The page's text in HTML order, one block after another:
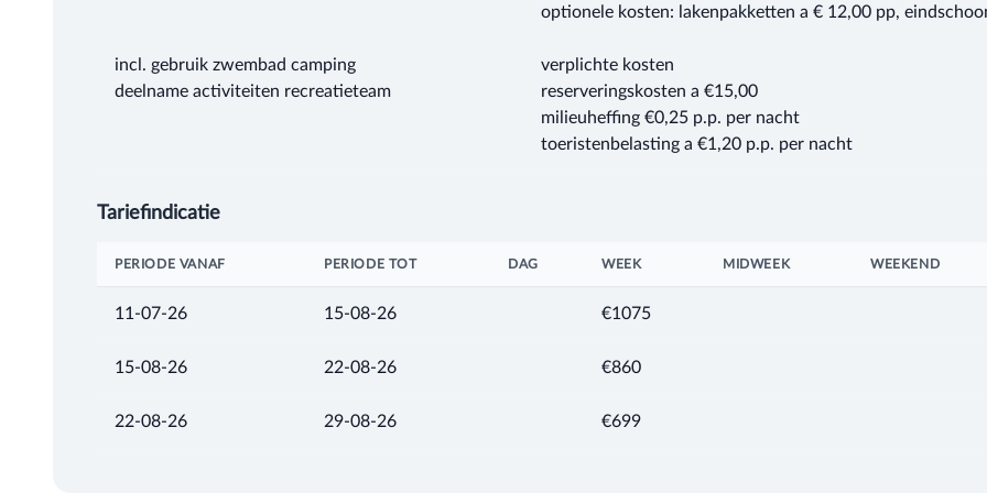
incl. gebruik zwembad camping
deelname activiteiten recreatieteam
optionele kosten: lakenpakketten a € 12,00 pp,
verplichte kosten
reserveringskosten a €15,00
milieuheffing €0,25 p.p. per nacht
toeristenbelasting a €1,20 p.p. per nacht
Tariefindicatie
PERIODE VANAF PERIODE TOT DAG WEEK MIDWEEK WEEKEND
11-07-26 15-08-26 €1075
15-08-26 22-08-26 €860
22-08-26 29-08-26 €699